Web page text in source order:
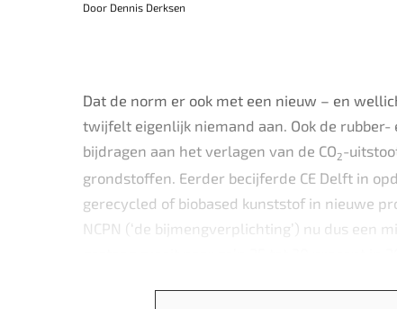
Door Dennis Derksen
Dat de norm er ook met een nieuw – en
twijfelt eigenlijk niemand aan. Ook de
bijdragen aan het verlagen van de CO2-
grondstoffen. Eerder becijferde CE Delft in
gerecycled of biobased kunststof in nieuwe
NCPN (‘de bijmengverplichting’) nu dus een